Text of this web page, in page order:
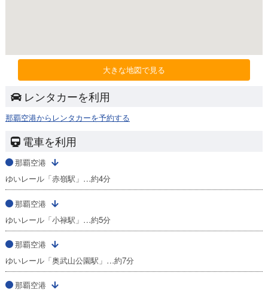
大きな地図で見る
レンタカーを利用
那覇空港からレンタカーを予約する
電車を利用
那覇空港
ゆいレール「赤嶺駅」…約4分
那覇空港
ゆいレール「小禄駅」…約5分
那覇空港
ゆいレール「奥武山公園駅」…約7分
那覇空港